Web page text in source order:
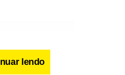
lendo